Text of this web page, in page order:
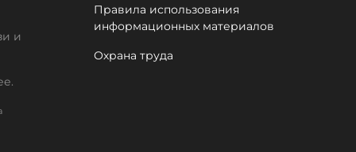
и
Правила использования
информационных материалов
Охрана труда